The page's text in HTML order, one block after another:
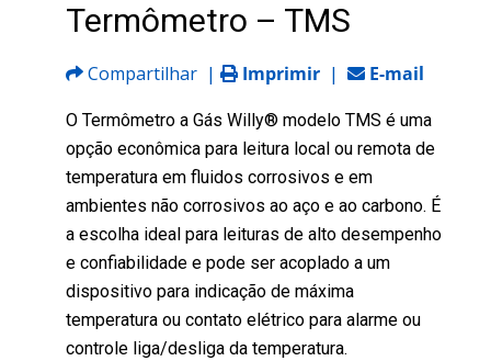
Termômetro – TMS
Compartilhar | Imprimir | E-mail
O Termômetro a Gás Willy® modelo TMS é uma
opção econômica para leitura local ou remota de
temperatura em fluidos corrosivos e em
ambientes não corrosivos ao aço e ao carbono. É
a escolha ideal para leituras de alto desempenho
e confiabilidade e pode ser acoplado a um
dispositivo para indicação de máxima
temperatura ou contato elétrico para alarme ou
controle liga/desliga da temperatura.